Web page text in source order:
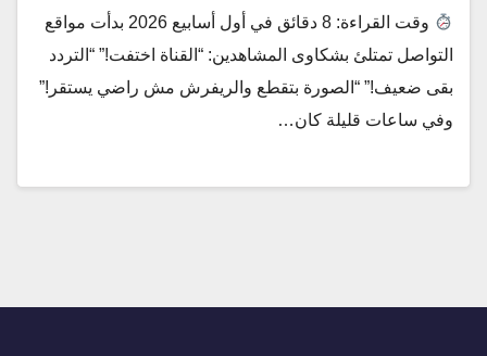
وقت القراءة: 8 دقائق في أول أسابيع 2026 بدأت مواقع
التواصل تمتلئ بشكاوى المشاهدين: “القناة اختفت!” “التردد
بقى ضعيف!” “الصورة بتقطع والريفرش مش راضي يستقر!”
وفي ساعات قليلة كان…